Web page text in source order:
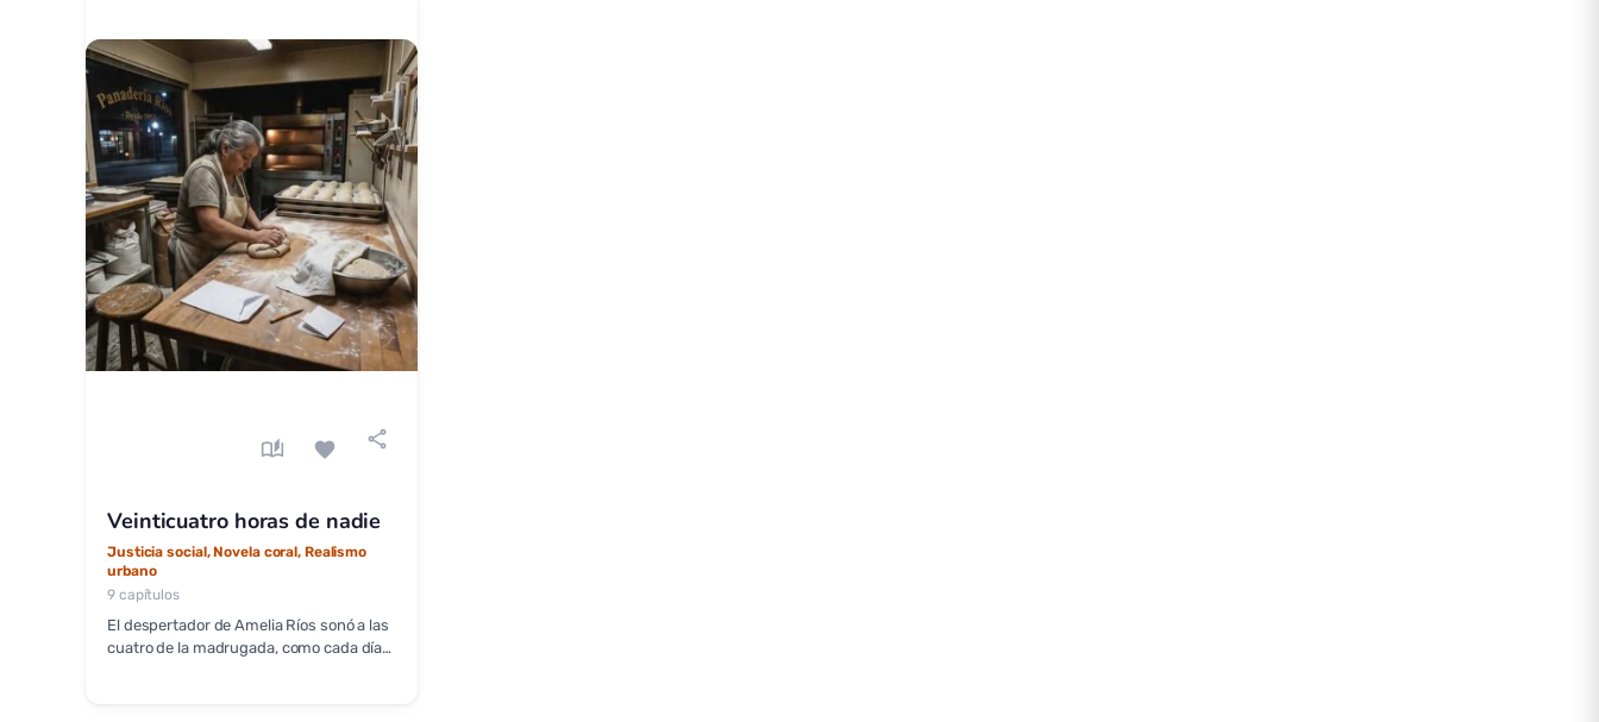
auto_stories favorite share
Veinticuatro horas de nadie
Justicia social, Novela coral, Realismo
urbano
9 capítulos
El despertador de Amelia Ríos sonó a las
cuatro de la madrugada, como cada día…